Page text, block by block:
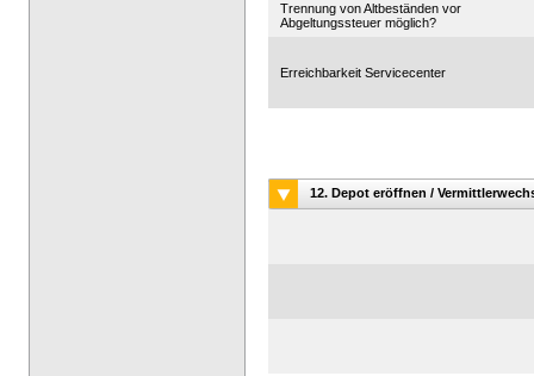
Trennung von Altbeständen vor
Abgeltungssteuer möglich?
Erreichbarkeit Servicecenter
12. Depot eröffnen /